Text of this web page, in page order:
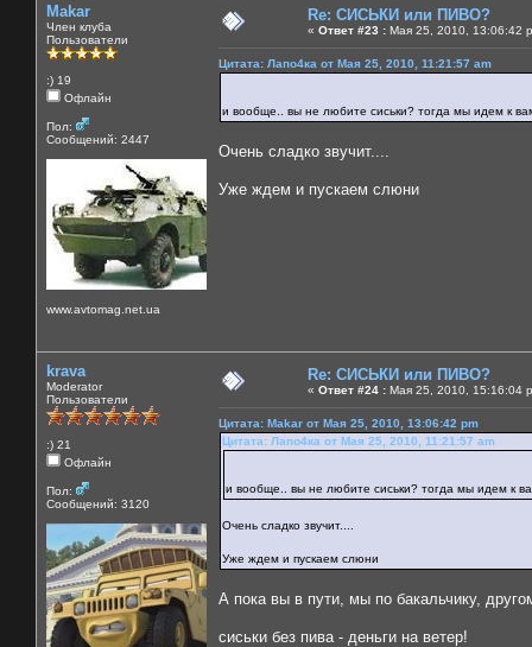
Makar
Член клуба
Пользователи
:) 19
Офлайн
Пол:
Сообщений: 2447
www.avtomag.net.ua
Re: СИСЬКИ или ПИВО?
« Ответ #23 : Мая 25, 2010, 13:06:42
Цитата: Лапо4ка от Мая 25, 2010, 11:21:57 am
и вообще.. вы не любите сиськи? тогда мы идем к
Очень сладко звучит....
Уже ждем и пускаем слюни
krava
Moderator
Пользователи
:) 21
Офлайн
Пол:
Сообщений: 3120
Re: СИСЬКИ или ПИВО?
« Ответ #24 : Мая 25, 2010, 15:16:04
Цитата: Makar от Мая 25, 2010, 13:06:42 pm
Цитата: Лапо4ка от Мая 25, 2010, 11:21:57 am
и вообще.. вы не любите сиськи? тогда мы идем к
Очень сладко звучит....
Уже ждем и пускаем слюни
А пока вы в пути, мы по бакальчику,
сиськи без пива - деньги на ветер!